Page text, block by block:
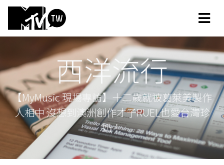
西洋流行
【MyMusic 現場專訪】十二歲就被葛萊美製作
人相中 沒想到澳洲創作才子RUEL也愛台灣珍
奶！